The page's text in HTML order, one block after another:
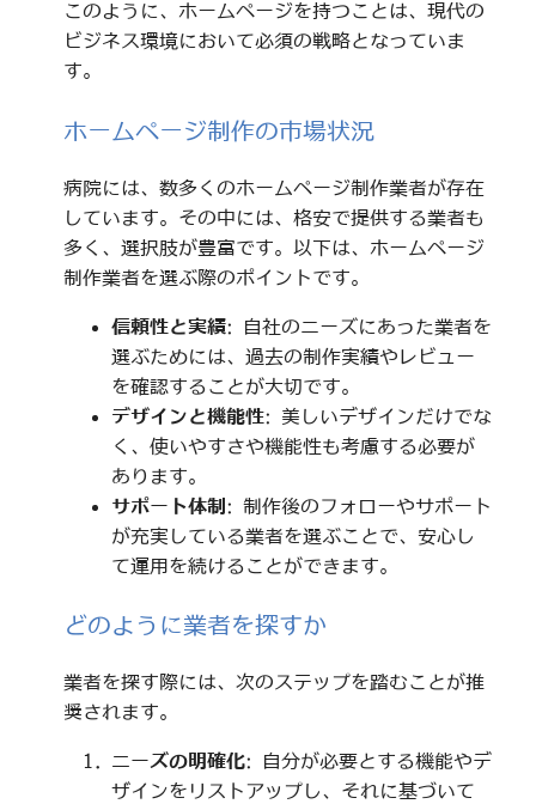
このように、ホームページを持つことは、現代の
ビジネス環境において必須の戦略となっていま
す。
ホームページ制作の市場状況
病院には、数多くのホームページ制作業者が存在
しています。その中には、格安で提供する業者も
多く、選択肢が豊富です。以下は、ホームページ
制作業者を選ぶ際のポイントです。
信頼性と実績: 自社のニーズにあった業者を
選ぶためには、過去の制作実績やレビュー
を確認することが大切です。
デザインと機能性: 美しいデザインだけでな
く、使いやすさや機能性も考慮する必要が
あります。
サポート体制 : 制作後のフォローやサポート
が充実している業者を選ぶことで、安心し
て運用を続けることができます。
どのように業者を探すか
業者を探す際には、次のステップを踏むことが推
奨されます。
ニーズの明確化: 自分が必要とする機能やデ
ザインをリストアップし、それに基づいて